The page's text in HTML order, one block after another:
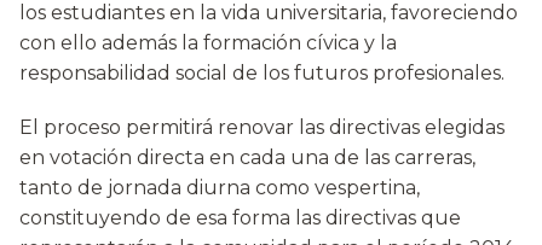
los estudiantes en la vida universitaria, favoreciendo
con ello además la formación cívica y la
responsabilidad social de los futuros profesionales.
El proceso permitirá renovar las directivas elegidas
en votación directa en cada una de las carreras,
tanto de jornada diurna como vespertina,
constituyendo de esa forma las directivas que